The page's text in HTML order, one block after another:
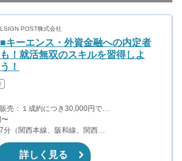
LSIGN POST株式会社
■キーエンス・外資金融への内定者
も！就活無双のスキルを習得しよ
う！
【成果報酬】 訪問販売：１成約につき30,000円です。 例えば、光インターネットの成約であれば、平均的に2.5日で1件の契約が見込めます。（12,000円/1日6時間稼働） ＜月収例＞月に100万以上稼ぐ方もいます！ ・月5件成約：150,000円 ・月15件成約：450,000円 ・月30成約：900,000円➕マネジメントインセンティブ300,000円 合計1,200,000円 時給換算で2,000円程度が、平均的なインターン生の報酬となっています。
JR難波駅から徒歩7分（関西本線、阪和線、関西空港線） 大阪難波駅から徒歩13分（近鉄奈良線、阪神なんば線） 桜川駅から徒歩4分（大阪メトロ千日前線、阪神なんば線）
詳しく見る